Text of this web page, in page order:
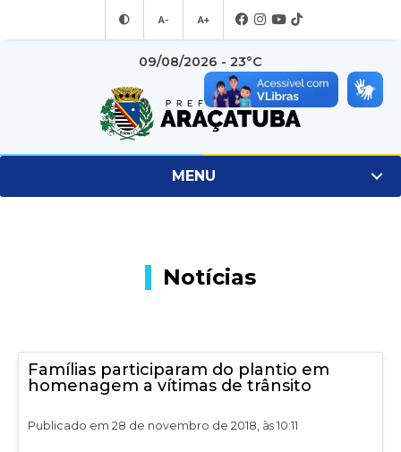
A- A+
09/08/2026 - 23°C
MENU
Notícias
Famílias participaram do plantio em
homenagem a vítimas de trânsito
Publicado em 28 de novembro de 2018, às 10:11